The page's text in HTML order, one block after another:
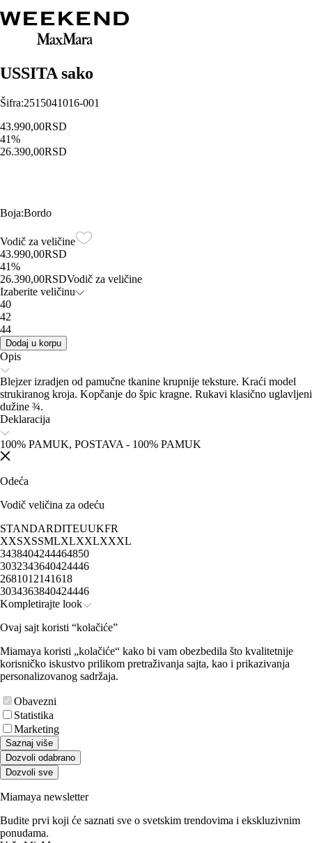
USSITA sako
Šifra:2515041016-001
43.990,00RSD
41%
26.390,00RSD
Boja:Bordo
Vodič za veličine
43.990,00RSD
41%
26.390,00RSDVodič za veličine
Izaberite veličinu
40
42
44
Dodaj u korpu
Opis
Blejzer izradjen od pamučne tkanine krupnije teksture. Kraći model
strukiranog kroja. Kopčanje do špic kragne. Rukavi klasično uglavljeni
dužine ¾.
Deklaracija
100% PAMUK, POSTAVA - 100% PAMUK
Odeća
Vodič veličina za odeću
STANDARDITEUUKFR
XXSXSSMLXLXXLXXXL
3438404244464850
3032343640424446
2681012141618
3034363840424446
Kompletirajte look
Ovaj sajt koristi “kolačiće”
Miamaya koristi „kolačiće“ kako bi vam obezbedila što kvalitetnije
korisničko iskustvo prilikom pretraživanja sajta, kao i prikazivanja
personalizovanog sadržaja.
Obavezni
Statistika
Marketing
Saznaj više
Dozvoli odabrano
Dozvoli sve
Miamaya newsletter
Budite prvi koji će saznati sve o svetskim trendovima i ekskluzivnim
ponudama.